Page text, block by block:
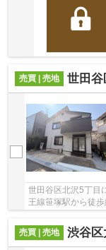
売買 | 売地 世田谷
世田谷区北沢5丁目
王線笹塚駅から徒
売買 | 売地
渋谷区